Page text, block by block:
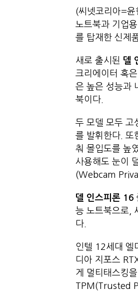
(씨넷코리아=
노트북과 기업
를 탑재한 신
새로 출시된 델
크리에이터 혹
은 높은 성능과
북이다.
두 모델 모두 고
를 발휘한다. 또
춰 몰입도를 높
사용해도 눈이
(Webcam
델 인스피론 16
능 노트북으로,
다.
인텔 12세대 엘
디아 지포스
게 멀티태스킹